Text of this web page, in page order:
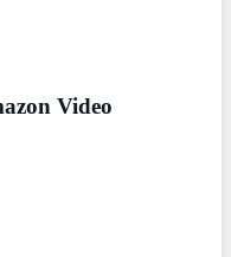
Video